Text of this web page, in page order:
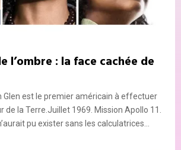
l’ombre : la face cachée de
Glen est le premier américain à effectuer
la Terre.Juillet 1969. Mission Apollo 11.
pu exister sans les calculatrices...